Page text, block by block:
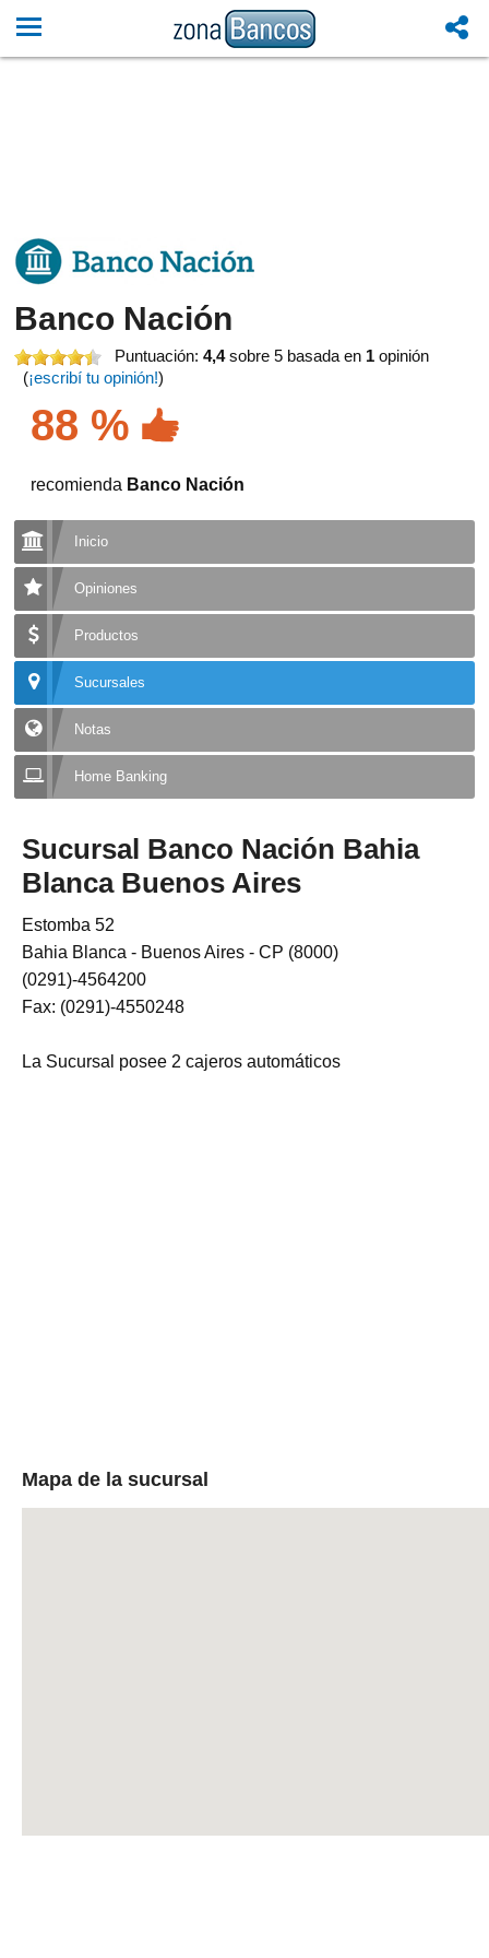
Banco Nación
Puntuación:4,4sobre 5 basada en 1 opinión
(¡escribí tu opinión!)
88 %
recomienda Banco Nación
Inicio
Opiniones
Productos
Sucursales
Notas
Home Banking
Sucursal Banco Nación Bahia
Blanca Buenos Aires
Estomba 52
Bahia Blanca - Buenos Aires - CP (8000)
(0291)-4564200
Fax: (0291)-4550248
La Sucursal posee 2 cajeros automáticos
Mapa de la sucursal